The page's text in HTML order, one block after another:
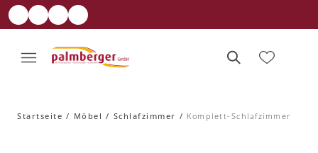
Startseite Möbel Schlafzimmer Komplett-Schlafzimmer